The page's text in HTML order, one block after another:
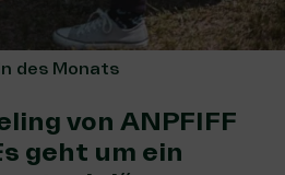
des Monats
von ANPFIFF
geht um ein